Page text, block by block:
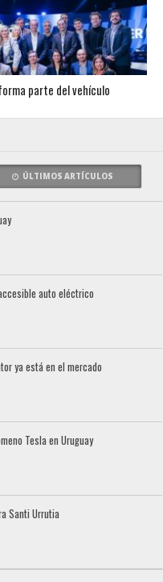
parte del vehículo
ÚLTIMOS ARTÍCULOS
auto eléctrico
ya está en el mercado
Tesla en Uruguay
Santi Urrutia